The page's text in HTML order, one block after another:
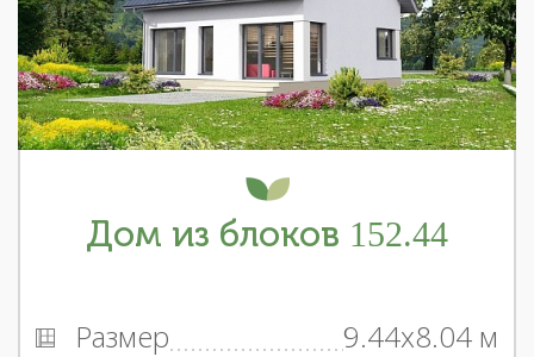
Дом из блоков 152.44
Размер
9.44x8.04 м